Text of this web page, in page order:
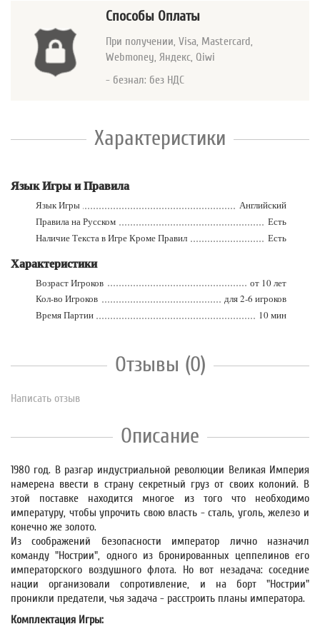
Способы Оплаты
При получении, Visa, Mastercard,
Webmoney, Яндекс, Qiwi
- безнал: без НДС
Характеристики
Язык Игры и Правила
Язык Игры
Английский
Правила на Русском
Есть
Наличие Текста в Игре Кроме Правил
Есть
Характеристики
Возраст Игроков
от 10 лет
Кол-во Игроков
для 2-6 игроков
Время Партии
10 мин
Отзывы (0)
Написать отзыв
Описание
1980 год. В разгар индустриальной революции Великая Империя
намерена ввести в страну секретный груз от своих колоний. В
этой поставке находится многое из того что необходимо
импературу, чтобы упрочить свою власть - сталь, уголь, железо и
конечно же золото.
Из соображений безопасности император лично назначил
команду "Нострии", одного из бронированных цеппелинов его
императорского воздушного флота. Но вот незадача: соседние
нации организовали сопротивление, и на борт "Нострии"
проникли предатели, чья задача - расстроить планы императора.
Комплектация Игры: